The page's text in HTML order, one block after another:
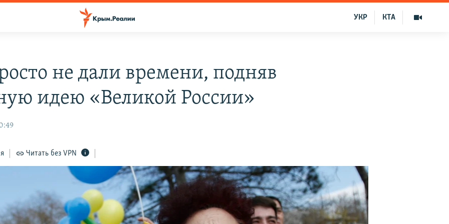
КТА
УКР
не дали времени, подняв
идею «Великой России»
Читать без VPN